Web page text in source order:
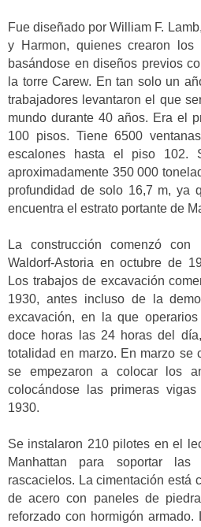
Fue diseñado por William F.
y Harmon, quienes crearon
basándose en diseños previos
la torre Carew. En tan solo un
trabajadores levantaron el que
mundo durante 40 años. Era el
100 pisos. Tiene 6500
escalones hasta el piso 102.
aproximadamente 350 000
profundidad de solo 16,7 m, ya
encuentra el estrato portante de
La construcción comenzó
Waldorf-Astoria en octubre de
Los trabajos de excavación
1930, antes incluso de la
excavación, en la que
doce horas las 24 horas del
totalidad en marzo. En marzo se
se empezaron a colocar los
colocándose las primeras
1930.
Se instalaron 210 pilotes en el
Manhattan para soportar las
rascacielos. La cimentación está
de acero con paneles de
reforzado con hormigón armado.